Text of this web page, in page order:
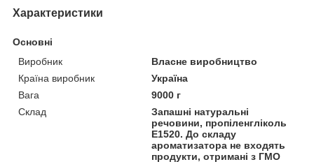
Характеристики
Основні
Виробник
Власне виробництво
Країна виробник
Україна
Вага
9000 г
Склад
Запашні натуральні
речовини, пропіленгліколь
Е1520. До складу
ароматизатора не входять
продукти, отримані з ГМО